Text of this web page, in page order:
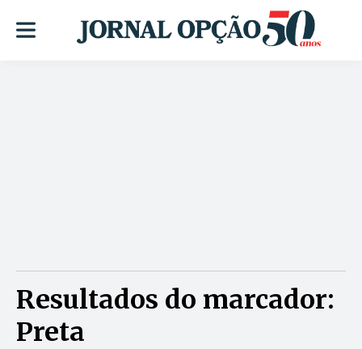
Resultados do marcador:
Preta